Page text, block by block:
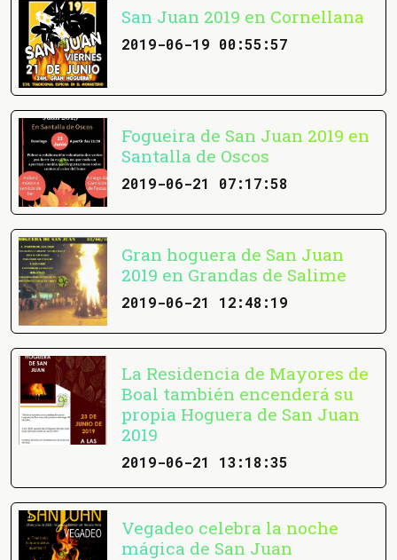
San Juan 2019 en Cornellana
2019-06-19 00:55:57
Fogueira de San Juan 2019 en
Santalla de Oscos
2019-06-21 07:17:58
Gran hoguera de San Juan
2019 en Grandas de Salime
2019-06-21 12:48:19
La Residencia de Mayores de
Boal también encenderá su
propia Hoguera de San Juan
2019
2019-06-21 13:18:35
Vegadeo celebra la noche
mágica de San Juan